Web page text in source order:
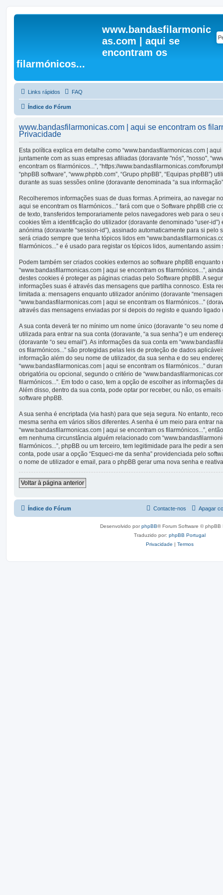
www.bandasfilarmonic
as.com | aqui se
encontram os
filarmónicos...
Links rápidos FAQ
Índice do Fórum
www.bandasfilarmonicas.com | aqui se encontram os
Privacidade
Esta política explica em detalhe como “www.bandasfilarmonicas.com |
juntamente com as suas empresas afiliadas (doravante "nós", "nosso",
encontram os filarmónicos...”, “https://www.bandasfilarmonicas.com/forum/
“phpBB software”, “www.phpbb.com”, “Grupo phpBB”, “Equipas phpBB”)
durante as suas sessões online (doravante denominada “a sua
Recolheremos informações suas de duas formas. A primeira, ao navegar
aqui se encontram os filarmónicos...” fará com que o Software phpBB crie
de texto, transferidos temporariamente pelos navegadores web para o seu
cookies têm a identificação do utilizador (doravante denominado “user-
anónima (doravante “session-id”), assinado automaticamente para si pelo
será criado sempre que tenha tópicos lidos em
filarmónicos...” e é usado para registar os tópicos lidos, aumentando
Podem também ser criados cookies externos ao software phpBB enquanto
“www.bandasfilarmonicas.com | aqui se encontram os filarmónicos...”,
destes cookies é proteger as páginas criadas pelo Software phpBB. A
informações suas é através das mensagens que partilha connosco. Esta
limitada a: mensagens enquanto utilizador anónimo (doravante
“www.bandasfilarmonicas.com | aqui se encontram os filarmónicos...”
através das mensagens enviadas por si depois do registo e quando ligado
A sua conta deverá ter no mínimo um nome único (doravante “o seu nome
utilizada para entrar na sua conta (doravante, “a sua senha”) e um
(doravante “o seu email”). As informações da sua conta em
os filarmónicos...” são protegidas pelas leis de proteção de dados
informação além do seu nome de utilizador, da sua senha e do seu
“www.bandasfilarmonicas.com | aqui se encontram os filarmónicos...”
obrigatória ou opcional, segundo o critério de
filarmónicos...”. Em todo o caso, tem a opção de escolher as informações
Além disso, dentro da sua conta, pode optar por receber, ou não, os
software phpBB.
A sua senha é encriptada (via hash) para que seja segura. No entanto,
mesma senha em vários sítios diferentes. A senha é um meio para entrar
“www.bandasfilarmonicas.com | aqui se encontram os filarmónicos...”,
em nenhuma circunstância alguém relacionado com
filarmónicos...”, phpBB ou um terceiro, tem legitimidade para lhe pedir a
conta, pode usar a opção “Esqueci-me da senha” providenciada pelo
o nome de utilizador e email, para o phpBB gerar uma nova senha e
Voltar à página anterior
Índice do Fórum Apagar
Contacte-nos
Desenvolvido porphpBB® Forum Software © phpBB
Traduzido por: phpBB Portugal
Privacidade | Termos